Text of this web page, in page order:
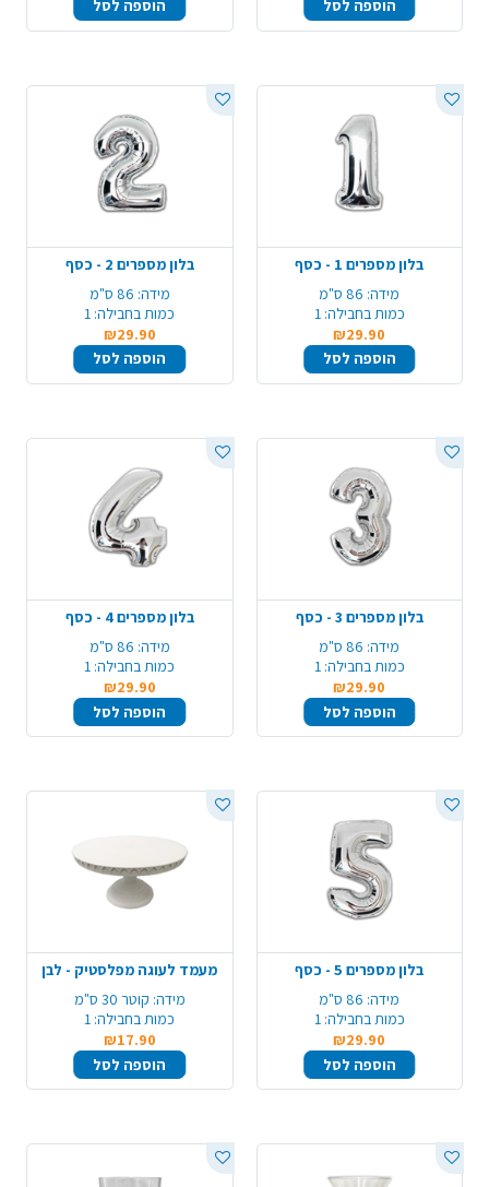
הוספה לסל הוספה לסל
בלון מספרים 1 - כסף
מידה: 86 ס"מ
כמות בחבילה: 1
₪29.90
הוספה לסל
בלון מספרים 2 - כסף
מידה: 86 ס"מ
כמות בחבילה: 1
₪29.90
הוספה לסל
בלון מספרים 3 - כסף
מידה: 86 ס"מ
כמות בחבילה: 1
₪29.90
הוספה לסל
בלון מספרים 4 - כסף
מידה: 86 ס"מ
כמות בחבילה: 1
₪29.90
הוספה לסל
בלון מספרים 5 - כסף
מידה: 86 ס"מ
כמות בחבילה: 1
₪29.90
הוספה לסל
מעמד לעוגה מפלסטיק - לבן
מידה: קוטר 30 ס"מ
כמות בחבילה: 1
₪17.90
הוספה לסל